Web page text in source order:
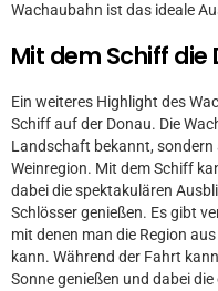
Wachaubahn ist das ideale
Mit dem Schiff die
Ein weiteres Highlight des
Schiff auf der Donau. Die
Landschaft bekannt, sondern
Weinregion. Mit dem Schiff
dabei die spektakulären
Schlösser genießen. Es gibt
mit denen man die Region
kann. Während der Fahrt
Sonne genießen und dabei